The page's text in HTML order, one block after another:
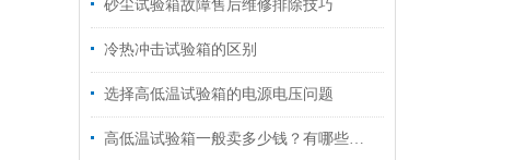
砂尘试验箱故障售后维修排除技巧
冷热冲击试验箱的区别
选择高低温试验箱的电源电压问题
高低温试验箱一般卖多少钱？有哪些方面作为参考